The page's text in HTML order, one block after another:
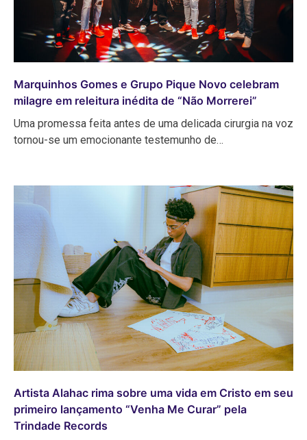
Marquinhos Gomes e Grupo Pique Novo celebram
milagre em releitura inédita de “Não Morrerei”
Uma promessa feita antes de uma delicada cirurgia na voz
tornou-se um emocionante testemunho de…
Artista Alahac rima sobre uma vida em Cristo em seu
primeiro lançamento “Venha Me Curar” pela
Trindade Records